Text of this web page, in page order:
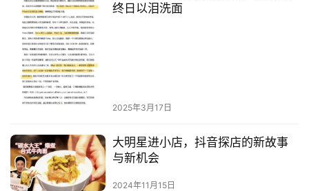
财
经
商
业
I
科
技
终日以泪洗面
2025年3月17日
大明星进小店，抖音探店的新故事
与新机会
2024年11月15日